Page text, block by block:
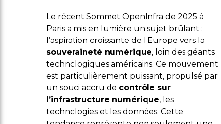
Le récent Sommet OpenInfra de 2025 à
Paris a mis en lumière un sujet brûlant :
l’aspiration croissante de l’Europe vers la
souveraineté numérique, loin des géants
technologiques américains. Ce mouvement
est particulièrement puissant, propulsé par
un souci accru de contrôle sur
l’infrastructure numérique, les
technologies et les données. Cette